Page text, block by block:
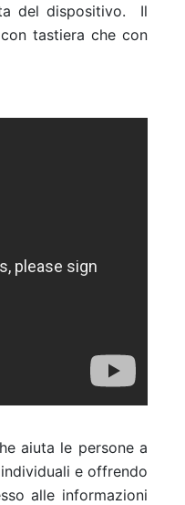
del dispositivo. Il
tastiera che con
aiuta le persone a
e offrendo
alle informazioni